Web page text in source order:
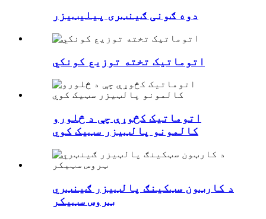
دوه ګونی ګینټری پیلیټیزر
اتوماتیک تخته توزیع کونکي
اتوماتیک کڅوړې چې د څلورو
کالمونو پالټیزر سټیک کوي
د کارټون سټکینګ پالټیزر ګینټري
ټروس سټیکر